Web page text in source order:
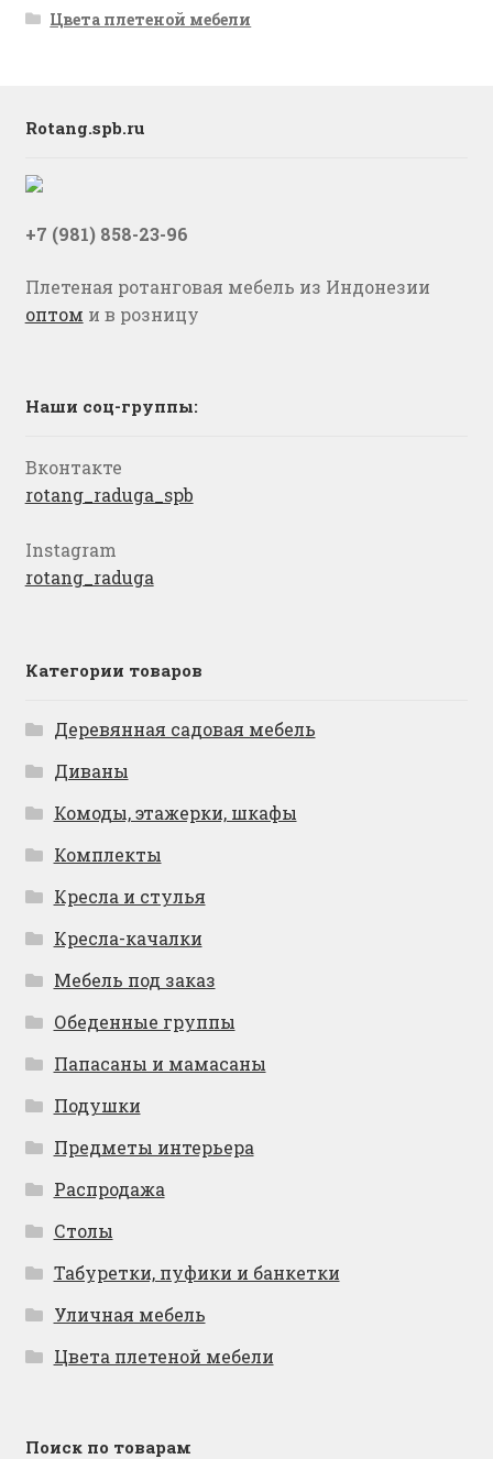
Цвета плетеной мебели
Rotang.spb.ru
+7 (981) 858-23-96
Плетеная ротанговая мебель из Индонезии
оптом и в розницу
Наши соц-группы:
Вконтакте
rotang_raduga_spb
Instagram
rotang_raduga
Категории товаров
Деревянная садовая мебель
Диваны
Комоды, этажерки, шкафы
Комплекты
Кресла и стулья
Кресла-качалки
Мебель под заказ
Обеденные группы
Папасаны и мамасаны
Подушки
Предметы интерьера
Распродажа
Столы
Табуретки, пуфики и банкетки
Уличная мебель
Цвета плетеной мебели
Поиск по товарам